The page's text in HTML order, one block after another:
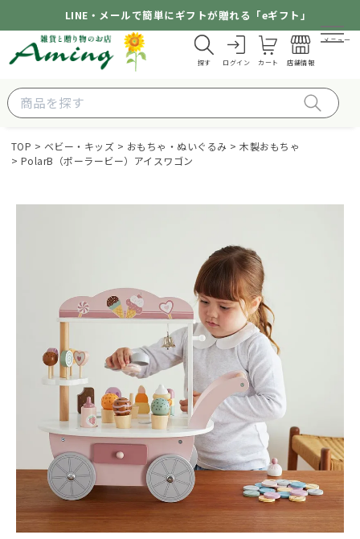
LINE・メールで簡単にギフトが贈れる「eギフト」
探す ログイン カート 店舗情報
メニュー
TOP ベビー・キッズ おもちゃ・ぬいぐるみ
木製おもちゃ
PolarB（ポーラービー）アイスワゴン